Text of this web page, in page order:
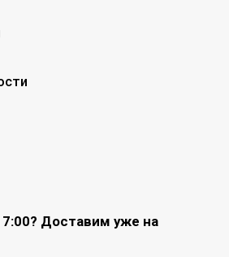
Доставим уже на